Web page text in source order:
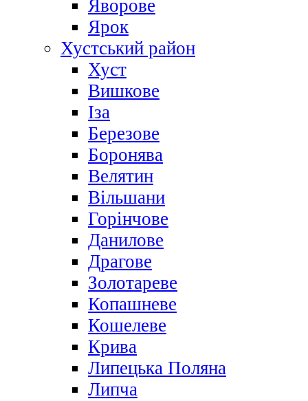
Яворове
Ярок
Хустський район
Хуст
Вишкове
Іза
Березове
Боронява
Велятин
Вільшани
Горінчове
Данилове
Драгове
Золотареве
Копашневе
Кошелеве
Крива
Липецька Поляна
Липча